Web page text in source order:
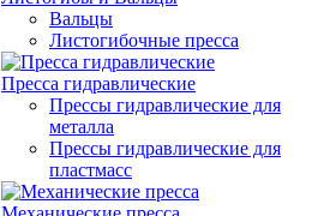
Вальцы
Листогибочные пресса
Пресса гидравлические
Прессы гидравлические для
металла
Прессы гидравлические для
пластмасс